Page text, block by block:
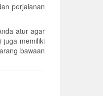
perjalanan
atur agar
juga memiliki
bawaan